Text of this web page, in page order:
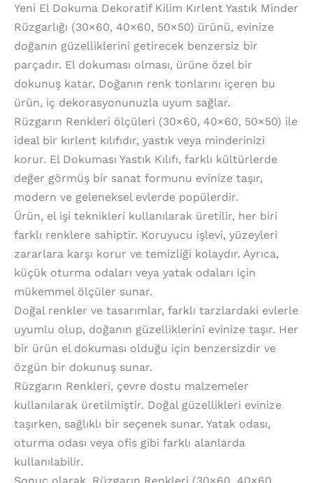
Yeni El Dokuma Dekoratif Kilim Kırlent Yastık Minder
Rüzgarlığı (30×60, 40×60, 50×50) ürünü, evinize
doğanın güzelliklerini getirecek benzersiz bir
parçadır. El dokuması olması, ürüne özel bir
dokunuş katar. Doğanın renk tonlarını içeren bu
ürün, iç dekorasyonunuzla uyum sağlar.
Rüzgarın Renkleri ölçüleri (30×60, 40×60, 50×50) ile
ideal bir kırlent kılıfıdır, yastık veya minderinizi
korur. El Dokuması Yastık Kılıfı, farklı kültürlerde
değer görmüş bir sanat formunu evinize taşır,
modern ve geleneksel evlerde popülerdir.
Ürün, el işi teknikleri kullanılarak üretilir, her biri
farklı renklere sahiptir. Koruyucu işlevi, yüzeyleri
zararlara karşı korur ve temizliği kolaydır. Ayrıca,
küçük oturma odaları veya yatak odaları için
mükemmel ölçüler sunar.
Doğal renkler ve tasarımlar, farklı tarzlardaki evlerle
uyumlu olup, doğanın güzelliklerini evinize taşır. Her
bir ürün el dokuması olduğu için benzersizdir ve
özgün bir dokunuş sunar.
Rüzgarın Renkleri, çevre dostu malzemeler
kullanılarak üretilmiştir. Doğal güzellikleri evinize
taşırken, sağlıklı bir seçenek sunar. Yatak odası,
oturma odası veya ofis gibi farklı alanlarda
kullanılabilir.
Sonuç olarak, Rüzgarın Renkleri (30×60, 40×60,